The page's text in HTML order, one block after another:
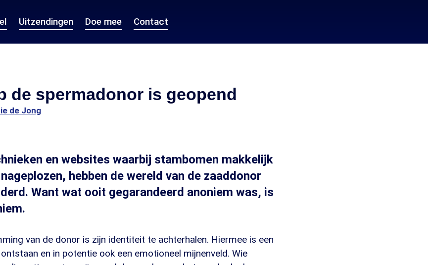
Uitzendingen Doe mee Contact
de spermadonor is geopend
de Jong
en websites waarbij stambomen makkelijk
hebben de wereld van de zaaddonor
Want wat ooit gegarandeerd anoniem was, is
van de donor is zijn identiteit te achterhalen. Hiermee is een
en in potentie ook een emotioneel mijnenveld. Wie